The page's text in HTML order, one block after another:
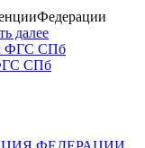
далее
СПб